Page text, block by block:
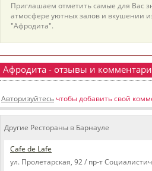
Приглашаем отметить самые для Вас
атмосфере уютных залов и вкушении
"Афродита".
Афродита - отзывы и
Авторизуйтесь чтобы добавить свой
Другие Рестораны в Барнауле
Cafe de Lafe
ул. Пролетарская, 92 / пр-т